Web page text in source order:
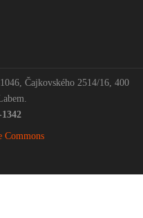
Čajkovského 2514/16, 400